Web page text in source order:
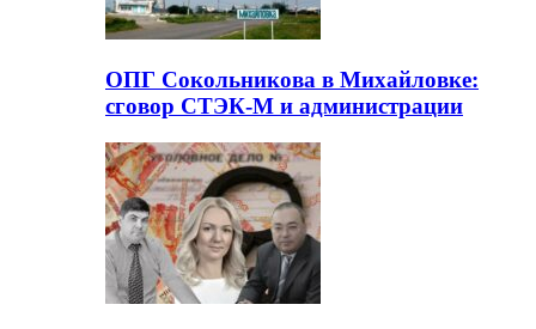
ОПГ Сокольникова в Михайловке:
сговор СТЭК-М и администрации